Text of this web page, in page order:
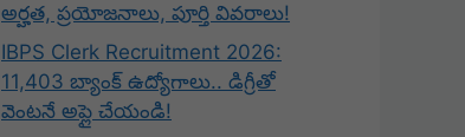
అర్హత, ప్రయోజనాలు, పూర్తి వివరాలు!
IBPS Clerk Recruitment 2026:
11,403 బ్యాంక్ ఉద్యోగాలు.. డిగ్రీతో
వెంటనే అప్లై చేయండి!